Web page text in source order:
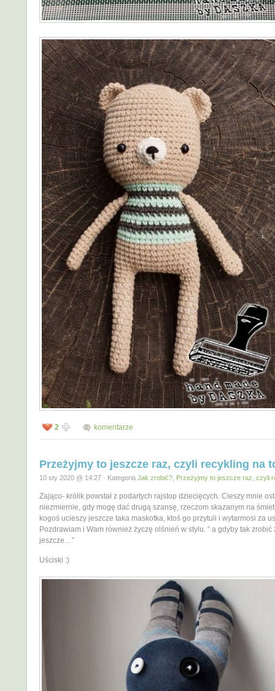
2 komentarze
Przeżyjmy to jeszcze raz, czyli recykling na
10 sty 2020 @ 14:27 · Kategoria Jak zrobić? Przeżyjmy to jeszcze raz, czyli
Zająco- królik powstał z podartych rajstop dziecięcych. Cieszy mnie
niezmiernie, gdy mogę dać drugą szansę, rzeczom skazanym na
kogoś ucieszy jeszcze taka maskotka, ktoś go przytuli i wytarmosi za
Pozdrawiam i Wam również życzę olśnień w stylu. ” a gdyby tak zrobić
jeszcze…”
Uściski :)